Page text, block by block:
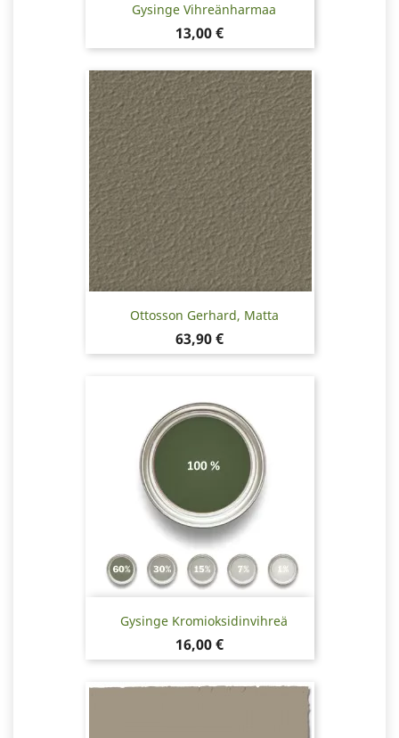
Gysinge Vihreänharmaa
Hinta
13,00 €
Ottosson Gerhard, Matta
Hinta
63,90 €
Gysinge Kromioksidinvihreä
Hinta
16,00 €